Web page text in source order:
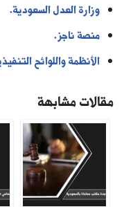
وزارة العدل السعودية.
منصة ناجز.
الأنظمة واللوائح
مقالات مشابهة